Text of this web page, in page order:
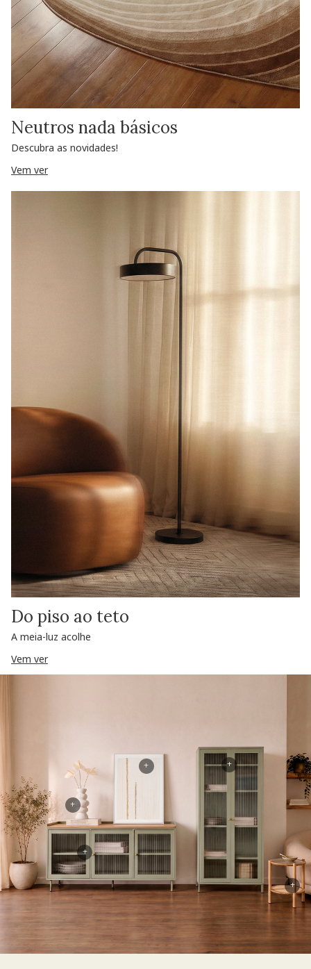
Neutros nada básicos
Descubra as novidades!
Vem ver
Do piso ao teto
A meia-luz acolhe
Vem ver
+
+
+
+
+